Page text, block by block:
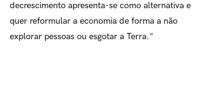
decrescimento apresenta-se como alternativa e
quer reformular a economia de forma a não
explorar pessoas ou esgotar a Terra."